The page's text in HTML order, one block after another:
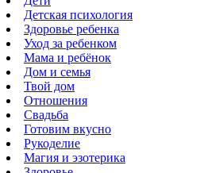
Детская психология
Здоровье ребенка
Уход за ребенком
Мама и ребёнок
Дом и семья
Твой дом
Отношения
Свадьба
Готовим вкусно
Рукоделие
Магия и эзотерика